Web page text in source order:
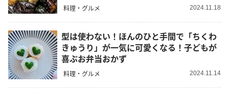
料理・グルメ 2024.11.18
型は使わない！ほんのひと手間で「ちくわ
きゅうり」が一気に可愛くなる！子どもが
喜ぶお弁当おかず
料理・グルメ 2024.11.14